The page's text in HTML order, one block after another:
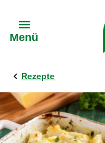
Menü
Rezepte